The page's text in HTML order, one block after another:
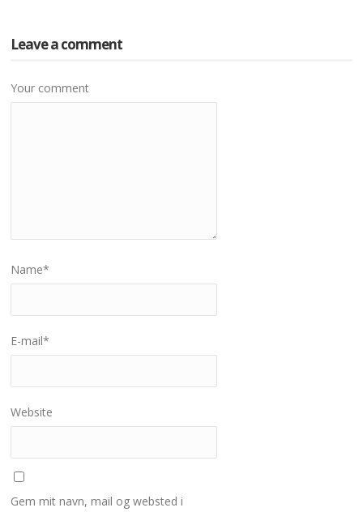
Leave a comment
Your comment
Name*
E-mail*
Website
Gem mit navn, mail og websted i